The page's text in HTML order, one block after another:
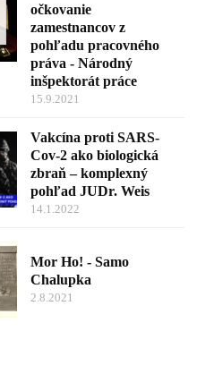
očkovanie
zamestnancov z
pohľadu pracovného
práva - Národný
inšpektorát práce
15.9.2021
Vakcína proti SARS-
Cov-2 ako biologická
zbraň – komplexný
pohľad JUDr. Weis
14.1.2022
Mor Ho! - Samo
Chalupka
2.8.2021